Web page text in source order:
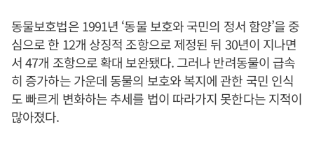
동물보호법은 1991년 ‘동물 보호와 국민의 정서 함양’을 중
심으로 한 12개 상징적 조항으로 제정된 뒤 30년이 지나면
서 47개 조항으로 확대 보완됐다. 그러나 반려동물이 급속
히 증가하는 가운데 동물의 보호와 복지에 관한 국민 인식
도 빠르게 변화하는 추세를 법이 따라가지 못한다는 지적이
많아졌다.